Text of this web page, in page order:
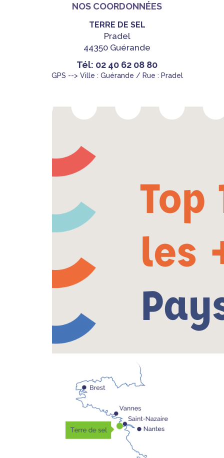
NOS COORDONNÉES
TERRE DE SEL
Pradel
44350 Guérande
Tél: 02 40 62 08 80
GPS --> Ville : Guérande / Rue : Pradel